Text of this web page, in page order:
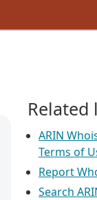
Related
ARIN
Terms of
Report
Search